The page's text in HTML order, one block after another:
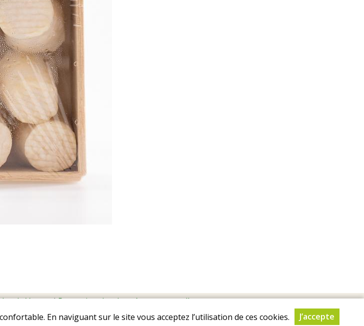
de VentesIProtection des données personnelles
En naviguant sur le site vous acceptez l’utilisation de ces cookies. J’accepte